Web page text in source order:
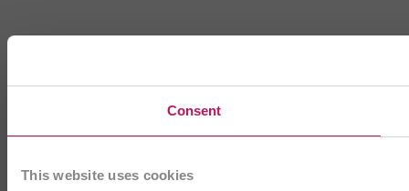
Consent
This website uses cookies